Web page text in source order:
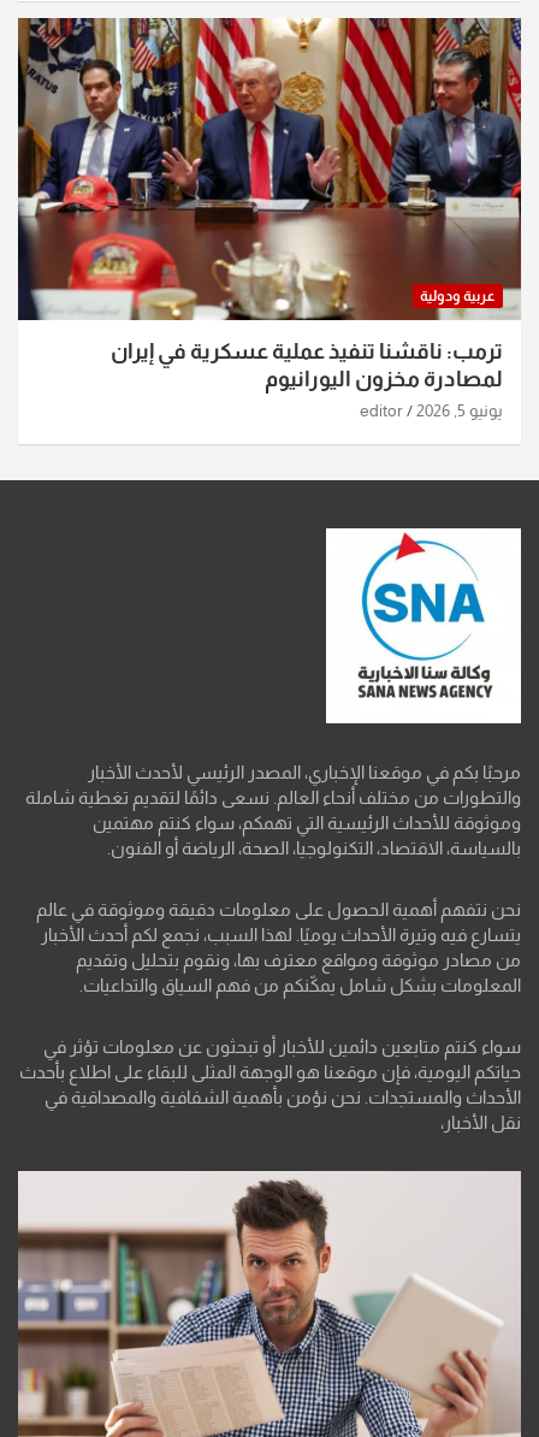
عربية ودولية
ترمب: ناقشنا تنفيذ عملية عسكرية في إيران
لمصادرة مخزون اليورانيوم
يونيو 5, 2026 editor
مرحبًا بكم في موقعنا الإخباري، المصدر الرئيسي لأحدث الأخبار
والتطورات من مختلف أنحاء العالم. نسعى دائمًا لتقديم تغطية شاملة
وموثوقة للأحداث الرئيسية التي تهمكم، سواء كنتم مهتمين
بالسياسة، الاقتصاد، التكنولوجيا، الصحة، الرياضة أو الفنون.
نحن نتفهم أهمية الحصول على معلومات دقيقة وموثوقة في عالم
يتسارع فيه وتيرة الأحداث يوميًا. لهذا السبب، نجمع لكم أحدث الأخبار
من مصادر موثوقة ومواقع معترف بها، ونقوم بتحليل وتقديم
المعلومات بشكل شامل يمكّنكم من فهم السياق والتداعيات.
سواء كنتم متابعين دائمين للأخبار أو تبحثون عن معلومات تؤثر في
حياتكم اليومية، فإن موقعنا هو الوجهة المثلى للبقاء على اطلاع بأحدث
الأحداث والمستجدات. نحن نؤمن بأهمية الشفافية والمصداقية في
نقل الأخبار،